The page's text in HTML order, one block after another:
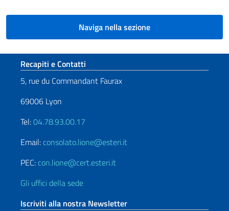
Naviga nella sezione
Sezione footer
Recapiti e Contatti
5, rue du Commandant Faurax
69006 Lyon
Tel:04.78.93.00.17
Email: consolato.lione@esteri.it
PEC: con.lione@cert.esteri.it
Gli uffici della sede
Iscriviti alla nostra Newsletter